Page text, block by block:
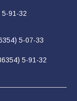
почему
— это
5-91-32
5-07-33
5-91-32